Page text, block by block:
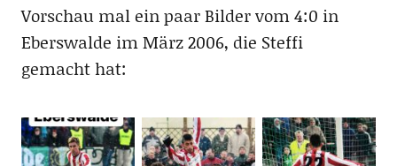
Vorschau mal ein paar Bilder vom 4:0 in
Eberswalde im März 2006, die Steffi
gemacht hat: